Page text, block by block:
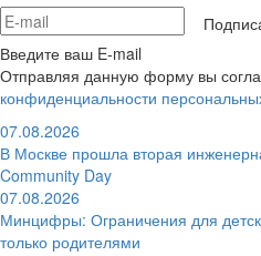
Введите ваш E-mail
Отправляя данную форму вы
конфиденциальности
07.08.2026
В Москве прошла вторая
Community Day
07.08.2026
Минцифры: Ограничения для
только родителями